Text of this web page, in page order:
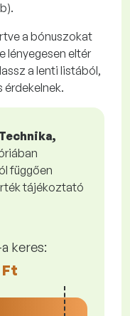
a bónuszokat
lényegesen eltér
a lenti listából,
függően
tájékoztató
keres:
Ft